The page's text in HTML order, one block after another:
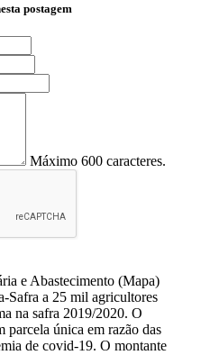
postagem
Máximo 600 caracteres.
e Abastecimento (Mapa)
Safra a 25 mil agricultores
na safra 2019/2020. O
parcela única em razão das
de covid-19. O montante